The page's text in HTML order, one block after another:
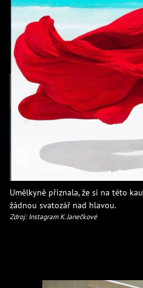
Umělkyně přiznala, že si na této
žádnou svatozář nad hlavou.
Zdroj: Instagram K. Janečkové